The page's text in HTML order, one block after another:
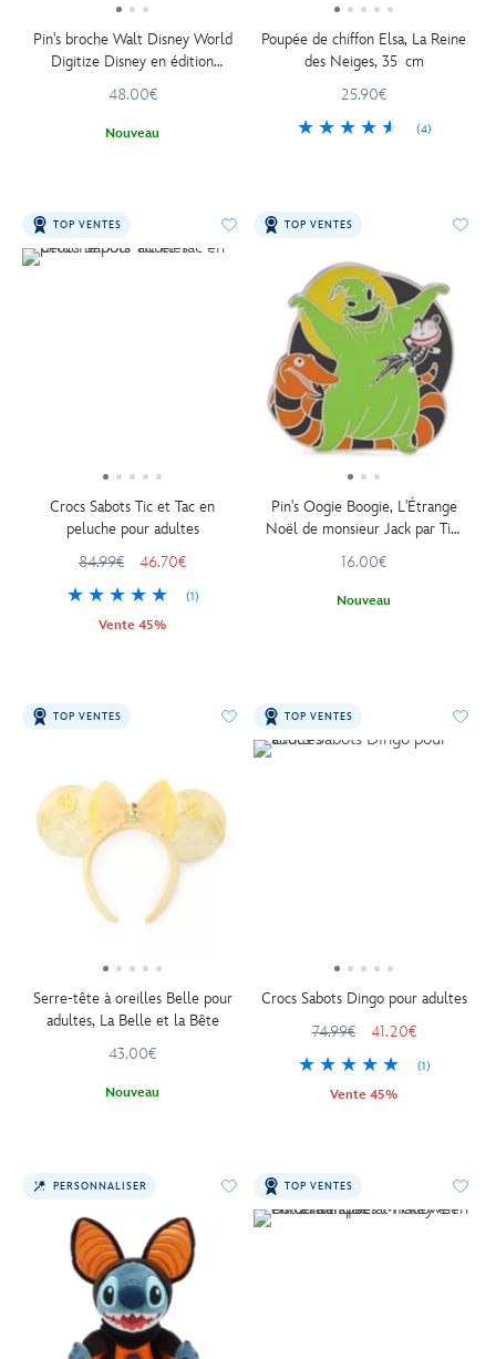
Pin's broche Walt Disney World
Digitize Disney en édition
48.00€
Nouveau
Poupée de chiffon Elsa, La Reine
des Neiges, 35 cm
25.90€
(4)
TOP VENTES
Crocs Sabots Tic et Tac en
peluche pour adultes
84.99€
46.70€
(1)
Vente 45%
TOP VENTES
Pin's Oogie Boogie, L'Étrange
Noël de monsieur Jack par Tim
16.00€
Nouveau
TOP VENTES
Serre-tête à oreilles Belle pour
adultes, La Belle et la Bête
43.00€
Nouveau
TOP VENTES
Crocs Sabots Dingo pour adultes
74.99€
41.20€
(1)
Vente 45%
PERSONNALISER TOP VENTES